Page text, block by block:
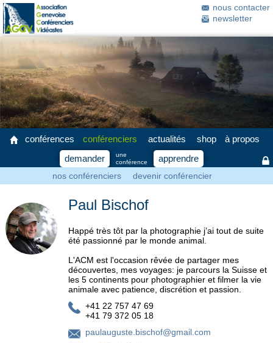
nous contacter
newsletter
conférences conférenciers
nos conférenciers devenir conférencier
actualités shop
à propos
demander
une
conférence
apprendre
Paul Bischof
Happé très tôt par la photographie j’ai tout de suite
été passionné par le monde animal.
L'ACM est l'occasion rêvée de partager mes
découvertes, mes voyages: je parcours la Suisse et
les 5 continents pour photographier et filmer la vie
animale avec patience, discrétion et passion.
+41 22 757 47 69
+41 79 372 05 18
paulauguste.bischof@gmail.com